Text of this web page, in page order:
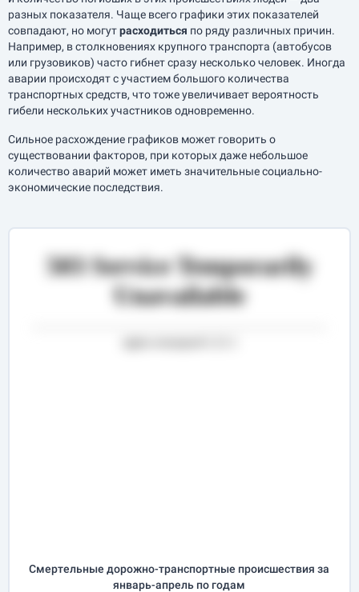
разных показателя. Чаще всего графики этих показателей
совпадают, но могутрасходиться по ряду различных причин.
Например, в столкновениях крупного транспорта (автобусов
или грузовиков) часто гибнет сразу несколько человек. Иногда
аварии происходят с участием большого количества
транспортных средств, что тоже увеличивает вероятность
гибели нескольких участников одновременно.
Сильное расхождение графиков может говорить о
существовании факторов, при которых даже небольшое
количество аварий может иметь значительные социально-
экономические последствия.
Cмертельные дорожно-транспортные происшествия за
январь-апрель по годам